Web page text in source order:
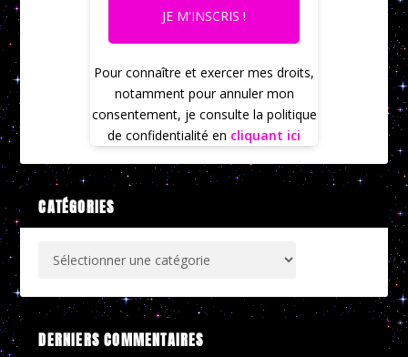
JE M'INSCRIS !
Pour connaître et exercer mes droits,
notamment pour annuler mon
consentement, je consulte la politique
de confidentialité en cliquant ici
CATÉGORIES
DERNIERS COMMENTAIRES